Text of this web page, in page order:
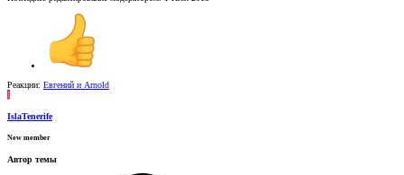
Реакции: Евгений и Arnold
I
IslaTenerife
New member
Автор темы